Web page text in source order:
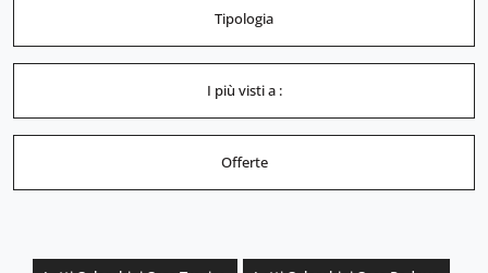
Tipologia
I più visti a :
Offerte